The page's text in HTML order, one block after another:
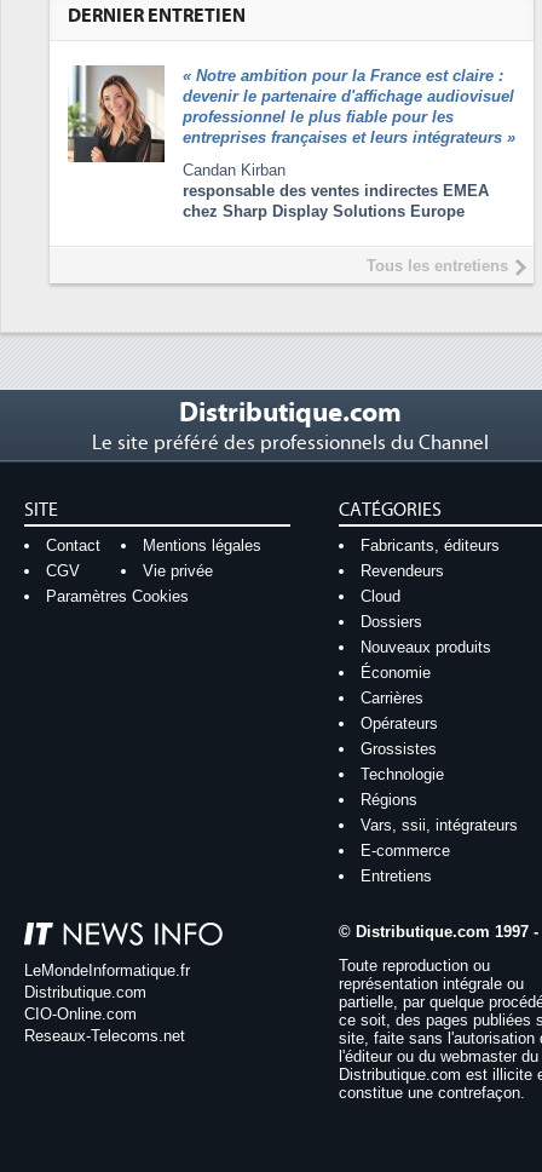
DERNIER ENTRETIEN
« Notre ambition pour la France est claire :
devenir le partenaire d'affichage audiovisuel
professionnel le plus fiable pour les
entreprises françaises et leurs intégrateurs »
Candan Kirban
responsable des ventes indirectes EMEA
chez Sharp Display Solutions Europe
Tous les entretiens
Distributique.com
Le site préféré des professionnels du Channel
SITE
Contact
Mentions légales
CGV
Vie privée
Paramètres Cookies
CATÉGORIES
Fabricants, éditeurs
Revendeurs
Cloud
Dossiers
Nouveaux produits
Économie
Carrières
Opérateurs
Grossistes
Technologie
Régions
Vars, ssii, intégrateurs
E-commerce
Entretiens
LeMondeInformatique.fr
Distributique.com
CIO-Online.com
Reseaux-Telecoms.net
© Distributique.com 1997 -
Toute reproduction ou
représentation intégrale ou
partielle, par quelque
ce soit, des pages publiées
site, faite sans l'autorisation
l'éditeur ou du webmaster
Distributique.com est illicite
constitue une contrefaçon.